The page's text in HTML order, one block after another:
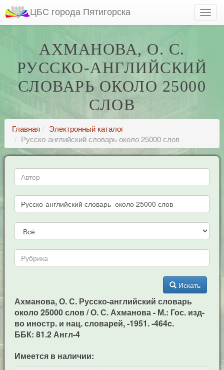
ЦБС города Пятигорска
АХМАНОВА, О. С.
РУССКО-АНГЛИЙСКИЙ
СЛОВАРЬ ОКОЛО 25000
СЛОВ
Главная
Электронный каталог
Русско-английский словарь около 25000 слов
Искать
Ахманова, О. С. Русско-английский словарь
около 25000 слов / О. С. Ахманова - М.: Гос. изд-
во иностр. и нац. словарей, -1951. -464c.
ББК: 81.2 Англ-4
Имеется в наличии: